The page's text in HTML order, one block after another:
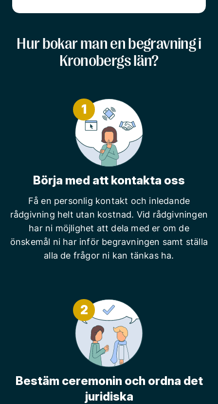
Hur bokar man en begravning i
Kronobergs län?
1
Börja med att kontakta oss
Få en personlig kontakt och inledande
rådgivning helt utan kostnad. Vid rådgivningen
har ni möjlighet att dela med er om de
önskemål ni har inför begravningen samt ställa
alla de frågor ni kan tänkas ha.
2
Bestäm ceremonin och ordna det
juridiska